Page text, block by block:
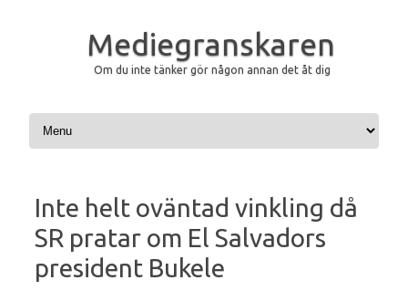
Mediegranskaren
Om du inte tänker gör någon annan det åt dig
Hoppa till innehåll
Inte helt oväntad vinkling då
SR pratar om El Salvadors
president Bukele